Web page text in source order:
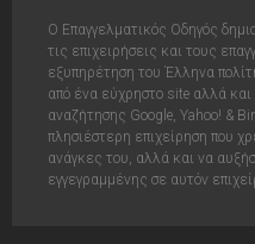
Ο Επαγγελματικός Οδηγός
τις επιχειρήσεις και τους
εξυπηρέτηση του Έλληνα
από ένα εύχρηστο site αλλά
αναζήτησης Google, Yahoo! &
πλησιέστερη επιχείρηση που
ανάγκες του, αλλά και να
εγγεγραμμένης σε αυτόν